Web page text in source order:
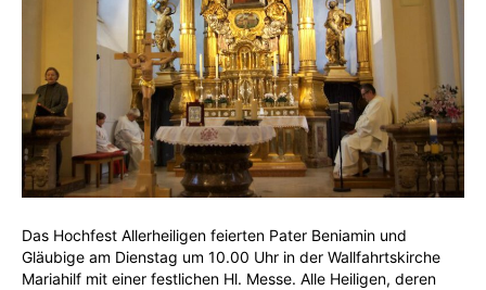
Das Hochfest Allerheiligen feierten Pater Beniamin und
Gläubige am Dienstag um 10.00 Uhr in der Wallfahrtskirche
Mariahilf mit einer festlichen Hl. Messe. Alle Heiligen, deren